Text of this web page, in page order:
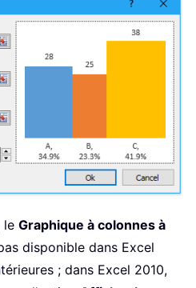
le Graphique à colonnes à
disponible dans Excel
; dans Excel 2010,